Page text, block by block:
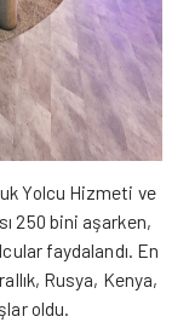
Yolcu Hizmeti ve
250 bini aşarken,
faydalandı. En
Rusya, Kenya,
oldu.